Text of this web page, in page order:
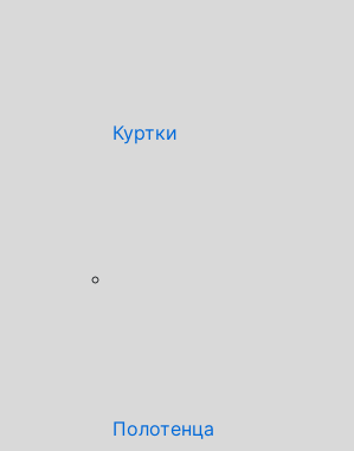
Куртки
Полотенца